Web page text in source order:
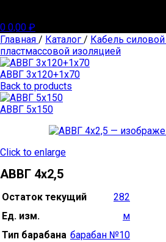
0 0,00 ₽
Главная / Каталог / Кабель силовой
пластмассовой изоляцией
АВВГ 3х120+1х70
Back to products
АВВГ 5х150
Click to enlarge
АВВГ 4х2,5
Остаток текущий
282
Ед. изм.
м
Тип барабана барабан №10